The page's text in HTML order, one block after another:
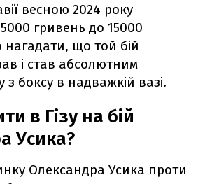
весною 2024 року
гривень до 15000
нагадати, що той бій
і став абсолютним
з боксу в надважкій вазі.
в Гізу на бій
Усика?
Олександра Усика проти